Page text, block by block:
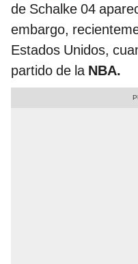
de Schalke 04
embargo,
Estados Unidos,
partido de la NBA.